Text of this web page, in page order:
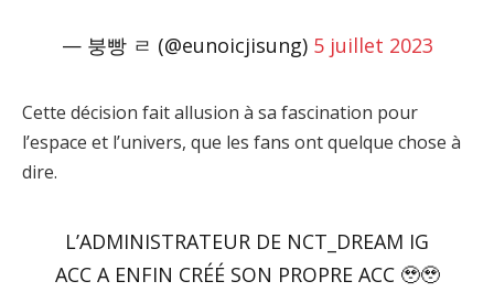
— 붕빵 ㄹ (@eunoicjisung) 5 juillet 2023
Cette décision fait allusion à sa fascination pour
l’espace et l’univers, que les fans ont quelque chose à
dire.
L’ADMINISTRATEUR DE NCT_DREAM IG
ACC A ENFIN CRÉÉ SON PROPRE ACC 🥹🥹